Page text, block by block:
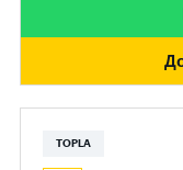
TOPLA